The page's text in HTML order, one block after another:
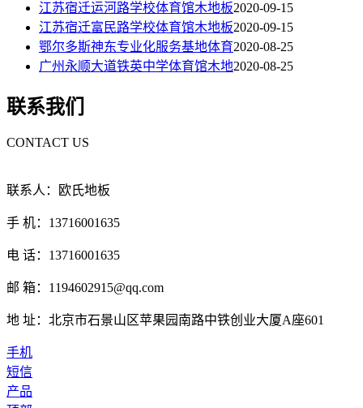
江苏宿迁运河路学校体育馆木地板2020-09-15
江苏宿迁富民路学校体育馆木地板2020-09-15
鄂尔多斯神东专业化服务基地体育2020-08-25
广州永顺大道铁英中学体育馆木地2020-08-25
联系我们
CONTACT US
联系人：欧氏地板
手 机：13716001635
电 话：13716001635
邮 箱：1194602915@qq.com
地 址：北京市石景山区苹果园南路中铁创业大厦A座601
手机
短信
产品